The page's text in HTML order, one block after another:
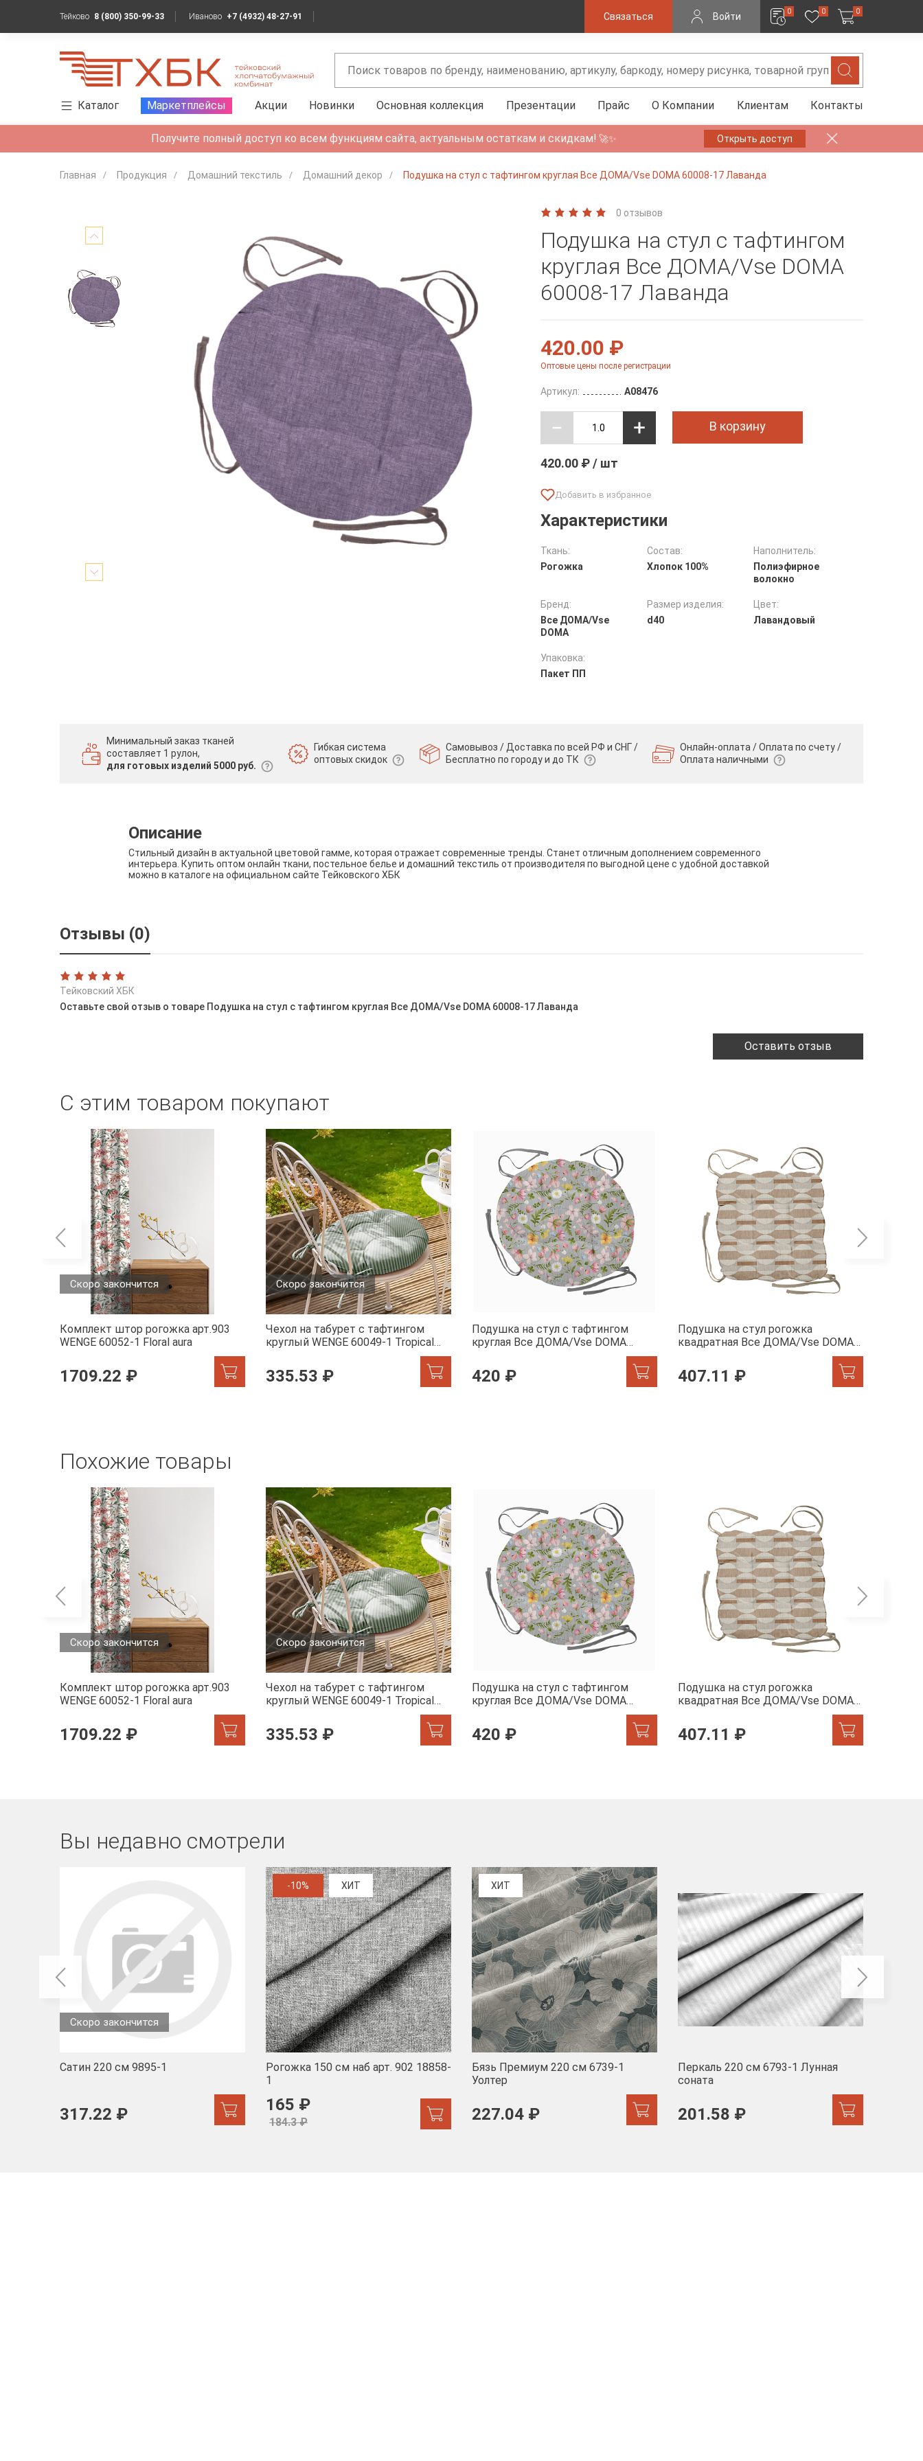
Тейково 8 (800) 350-99-33 Иваново +7 (4932) 48-27-91 Связаться Войти 0 0 0
Каталог Маркетплейсы Акции Новинки Основная коллекция Презентации Прайс О Компании Клиентам Контакты
Получите полный доступ ко всем функциям сайта, актуальным остаткам и скидкам! 🚀✨ Открыть доступ
Главная Продукция Домашний текстиль Домашний декор Подушка на стул с тафтингом круглая Все ДОМА/Vse DOMA 60008-17 Лаванда
0 отзывов
Подушка на стул с тафтингом
круглая Все ДОМА/Vse DOMA
60008-17 Лаванда
420.00 ₽
Оптовые цены после регистрации
Артикул: A08476
В корзину
420.00 ₽ / шт
Характеристики
Ткань:
Рогожка
Состав:
Хлопок 100%
Наполнитель:
Полиэфирное
волокно
Бренд:
Все ДOMA/Vse
DOMA
Размер изделия:
d40
Цвет:
Лавандовый
Упаковка:
Пакет ПП
Минимальный заказ тканей
составляет 1 рулон,
для готовых изделий 5000 руб.
Гибкая система
оптовых скидок
Самовывоз / Доставка по всей РФ и СНГ /
Бесплатно по городу и до ТК
Онлайн-оплата / Оплата по счету /
Оплата наличными
Описание
Стильный дизайн в актуальной цветовой гамме, которая отражает современные тренды. Станет отличным дополнением современного
интерьера. Купить оптом онлайн ткани, постельное белье и домашний текстиль от производителя по выгодной цене с удобной доставкой
можно в каталоге на официальном сайте Тейковского ХБК
Отзывы (0)
Тейковский ХБК
Оставьте свой отзыв о товаре Подушка на стул с тафтингом круглая Все ДОМА/Vse DOMA 60008-17 Лаванда
Оставить отзыв
С этим товаром покупают
Скоро закончится
Комплект штор рогожка арт.903
WENGE 60052-1 Floral aura
1709.22 ₽
Скоро закончится
Чехол на табурет с тафтингом
круглый WENGE 60049-1 Tropical
335.53 ₽
Подушка на стул с тафтингом
круглая Все ДОМА/Vse DOMA
420 ₽
Подушка на стул рогожка
квадратная Все ДОМА/Vse DOMA
407.11 ₽
Похожие товары
Скоро закончится
Комплект штор рогожка арт.903
WENGE 60052-1 Floral aura
1709.22 ₽
Скоро закончится
Чехол на табурет с тафтингом
круглый WENGE 60049-1 Tropical
335.53 ₽
Подушка на стул с тафтингом
круглая Все ДОМА/Vse DOMA
420 ₽
Подушка на стул рогожка
квадратная Все ДОМА/Vse DOMA
407.11 ₽
Вы недавно смотрели
Скоро закончится
Сатин 220 см 9895-1
317.22 ₽
-10% ХИТ
Рогожка 150 см наб арт. 902 18858-
1
165 ₽
184.3 ₽
ХИТ
Бязь Премиум 220 см 6739-1
Уолтер
227.04 ₽
Перкаль 220 см 6793-1 Лунная
соната
201.58 ₽